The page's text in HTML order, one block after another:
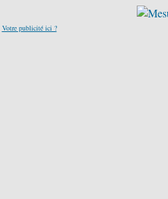
Votre publicité ici ?